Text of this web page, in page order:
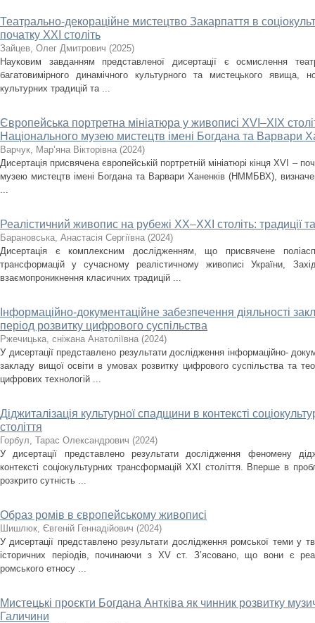
Театрально-декораційне мистецтво Закарпаття в
початку ХХІ століть
Зайцев, Олег Дмитрович (2025)
Науковим завданням представленої дисертації є осмислення
багатовимірного динамічного культурного та мистецького явища,
культурних традицій та ...
Європейська портретна мініатюра у живописі XVI–XIX
Національного музею мистецтв імені Богдана та Варвари
Варчук, Мар’яна Вікторівна (2024)
Дисертація присвячена європейській портретній мініатюрі кінця XVI –
музею мистецтв імені Богдана та Варвари Ханенків (НММБВХ),
...
Реалістичний живопис на рубежі ХХ–ХХІ століть: традиції
Барановська, Анастасія Сергіївна (2024)
Дисертація є комплексним дослідженням, що присвячене
трансформацій у сучасному реалістичному живописі України,
взаємопроникнення класичних традицій ...
Інформаційно-документаційне забезпечення діяльності
період розвитку цифрового суспільства
Ржечицька, сніжана Анатоліївна (2024)
У дисертації представлено результати дослідження інформаційно-
закладу вищої освіти в умовах розвитку цифрового суспільства та
цифрових технологій ...
Діджиталізація культурної спадщини в контексті
століття
Горбул, Тарас Олександрович (2024)
У дисертації представлено результати дослідження феномену
контексті соціокультурних трансформацій ХХІ століття. Вперше в
розкрито сутність ...
Образ ромів в європейському живописі
Шишлюк, Євгеній Геннадійович (2024)
У дисертації представлено результати дослідження ромської теми у
історичних періодів, починаючи з XV ст. З’ясовано, що вони є
ромського етносу ...
Мистецькі проєкти Богдана Антківа як чинник розвитку
Галичини